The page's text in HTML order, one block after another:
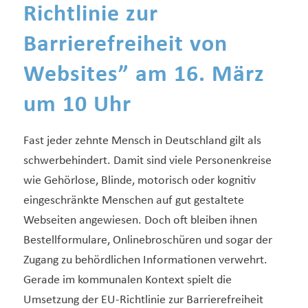
Richtlinie zur
Barrierefreiheit von
Websites” am 16. März
um 10 Uhr
Fast jeder zehnte Mensch in Deutschland gilt als
schwerbehindert. Damit sind viele Personenkreise
wie Gehörlose, Blinde, motorisch oder kognitiv
eingeschränkte Menschen auf gut gestaltete
Webseiten angewiesen. Doch oft bleiben ihnen
Bestellformulare, Onlinebroschüren und sogar der
Zugang zu behördlichen Informationen verwehrt.
Gerade im kommunalen Kontext spielt die
Umsetzung der EU-Richtlinie zur Barrierefreiheit